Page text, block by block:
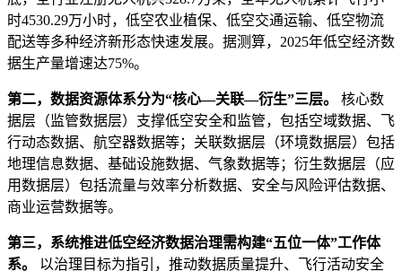
时4530.29万小时，低空农业植保、低空交通运输、低空物流
配送等多种经济新形态快速发展。据测算，2025年低空经济数
据生产量增速达75%。
第二，数据资源体系分为“核心—关联—衍生”三层。
核心数
据层（监管数据层）支撑低空安全和监管，包括空域数据、飞
行动态数据、航空器数据等；关联数据层（环境数据层）包括
地理信息数据、基础设施数据、气象数据等；衍生数据层（应
用数据层）包括流量与效率分析数据、安全与风险评估数据、
商业运营数据等。
第三，系统推进低空经济数据治理需构建“五位一体”工作体
系。
以治理目标为指引，推动数据质量提升、飞行活动安全